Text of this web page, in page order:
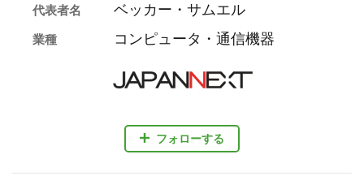
フォローする
代表者名 ベッカー・サムエル
業種 コンピュータ・通信機器